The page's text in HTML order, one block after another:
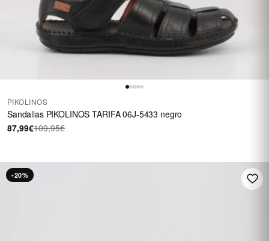
PIKOLINOS
Sandalias PIKOLINOS TARIFA 06J-5433 negro
87,99€109,95€
-20%